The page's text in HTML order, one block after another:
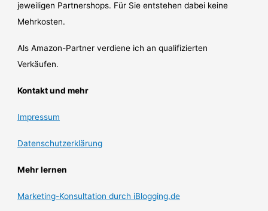
jeweiligen Partnershops. Für Sie entstehen dabei keine
Mehrkosten.
Als Amazon-Partner verdiene ich an qualifizierten
Verkäufen.
Kontakt und mehr
Impressum
Datenschutzerklärung
Mehr lernen
Marketing-Konsultation durch iBlogging.de